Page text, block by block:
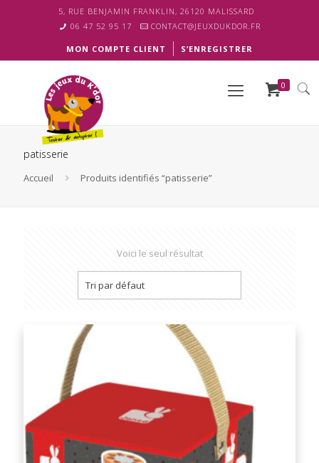
5, RUE BENJAMIN FRANKLIN, 26120 MALISSARD
06 47 52 95 17
CONTACT@JEUXDUKDOR.FR
MON COMPTE CLIENT S’ENREGISTRER
0
patisserie
Accueil Produits identifiés “patisserie”
Voici le seul résultat